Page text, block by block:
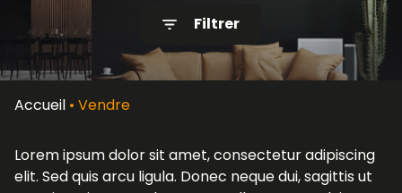
acheter
vendre
contact
Filtrer
Accueil Vendre
Lorem ipsum dolor sit amet, consectetur adipiscing
elit. Sed quis arcu ligula. Donec neque dui, sagittis ut